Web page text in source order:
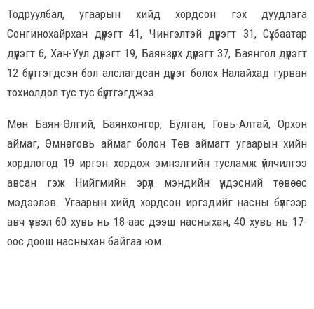
Тодруулбал, угаарын хийд хордсон гэх дуудлага
Сонгинохайрхан дүүрэгт 41, Чингэлтэй дүүрэгт 31, Сүхбаатар
дүүрэгт 6, Хан-Уул дүүрэгт 19, Баянзүрх дүүрэгт 37, Баянгол дүүрэгт
12 бүртгэгдсэн бол алслагдсан дүүрэг болох Налайхад гурван
тохиолдол тус тус бүртгэгджээ.
Мөн Баян-Өлгий, Баянхонгор, Булган, Говь-Алтай, Орхон
аймаг, Өмнөговь аймаг болон Төв аймагт угаарын хийн
хордлогод 19 иргэн хордож эмнэлгийн тусламж үйлчилгээ
авсан гэж Нийгмийн эрүүл мэндийн үндэсний төвөөс
мэдээлэв. Угаарын хийд хордсон иргэдийг насны бүлгээр
авч үзвэл 60 хувь нь 18-аас дээш насныхан, 40 хувь нь 17-
оос доош насныхан байгаа юм.